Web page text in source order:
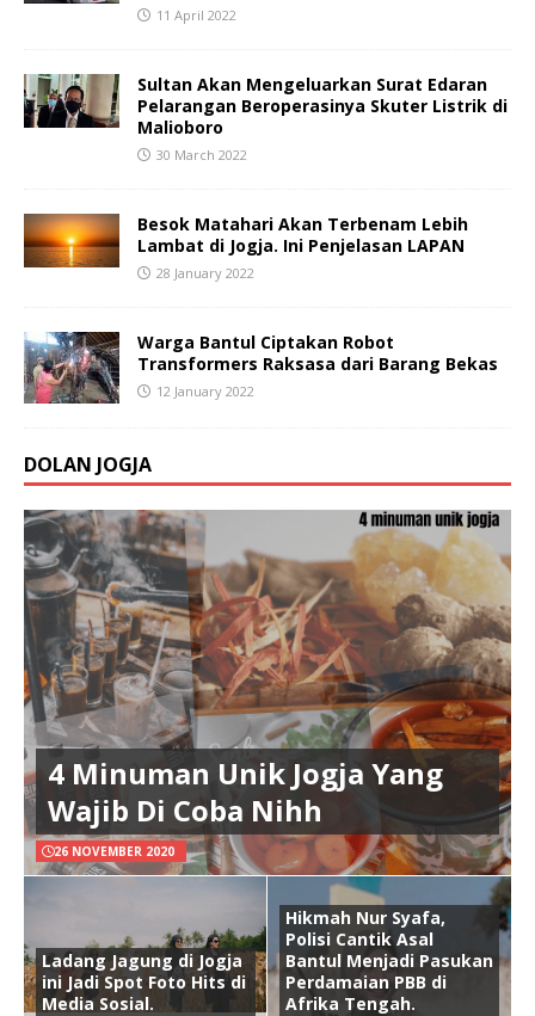
11 April 2022
Sultan Akan Mengeluarkan Surat Edaran
Pelarangan Beroperasinya Skuter Listrik di
Malioboro
30 March 2022
Besok Matahari Akan Terbenam Lebih
Lambat di Jogja. Ini Penjelasan LAPAN
28 January 2022
Warga Bantul Ciptakan Robot
Transformers Raksasa dari Barang Bekas
12 January 2022
DOLAN JOGJA
4 Minuman Unik Jogja Yang
Wajib Di Coba Nihh
26 NOVEMBER 2020
Ladang Jagung di Jogja
ini Jadi Spot Foto Hits di
Media Sosial.
Hikmah Nur Syafa,
Polisi Cantik Asal
Bantul Menjadi Pasukan
Perdamaian PBB di
Afrika Tengah.